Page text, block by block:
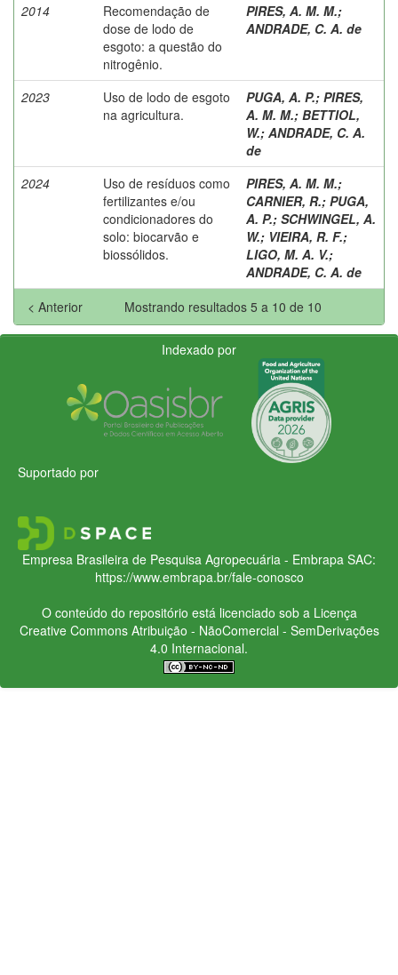
2014
Recomendação de
dose de lodo de
esgoto: a questão do
nitrogênio.
PIRES, A. M. M.;
ANDRADE, C. A. de
2023
Uso de lodo de esgoto
na agricultura.
PUGA, A. P.; PIRES,
A. M. M.; BETTIOL,
W.; ANDRADE, C. A.
de
2024
Uso de resíduos como
fertilizantes e/ou
condicionadores do
solo: biocarvão e
biossólidos.
PIRES, A. M. M.;
CARNIER, R.; PUGA,
A. P.; SCHWINGEL, A.
W.; VIEIRA, R. F.;
LIGO, M. A. V.;
ANDRADE, C. A. de
Mostrando resultados 5 a 10 de 10
< Anterior
Indexado por
Suportado por
Empresa Brasileira de Pesquisa Agropecuária - Embrapa SAC:
https://www.embrapa.br/fale-conosco
O conteúdo do repositório está licenciado sob a Licença
Creative CommonsAtribuição - NãoComercial - SemDerivações
4.0 Internacional.